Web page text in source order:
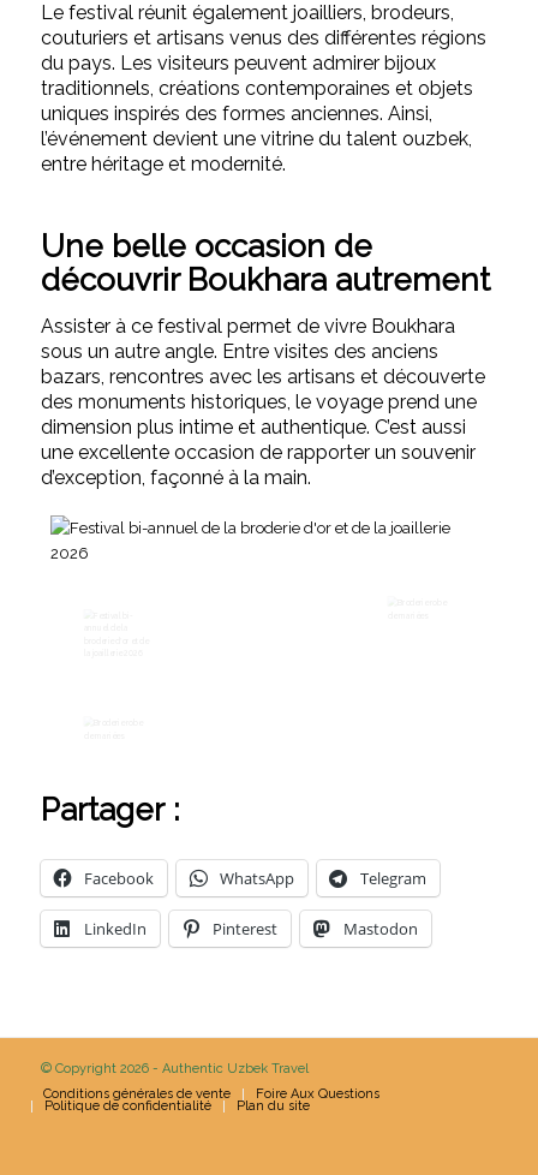
Le festival réunit également joailliers, brodeurs,
couturiers et artisans venus des différentes régions
du pays. Les visiteurs peuvent admirer bijoux
traditionnels, créations contemporaines et objets
uniques inspirés des formes anciennes. Ainsi,
l’événement devient une vitrine du talent ouzbek,
entre héritage et modernité.
Une belle occasion de
découvrir Boukhara autrement
Assister à ce festival permet de vivre Boukhara
sous un autre angle. Entre visites des anciens
bazars, rencontres avec les artisans et découverte
des monuments historiques, le voyage prend une
dimension plus intime et authentique. C’est aussi
une excellente occasion de rapporter un souvenir
d’exception, façonné à la main.
Partager :
Facebook WhatsApp Telegram
LinkedIn Pinterest Mastodon
© Copyright 2026 - Authentic Uzbek Travel
Conditions générales de vente
Foire Aux Questions
Politique de confidentialité Plan du site